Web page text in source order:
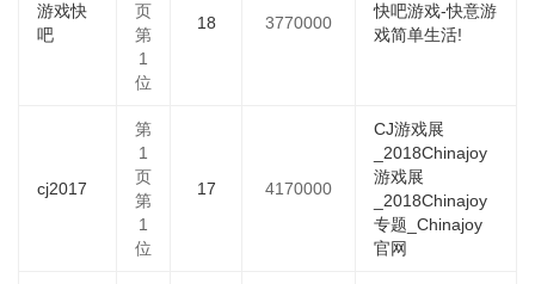
游戏快
吧
页
第
1
位
18 3770000
快吧游戏-快意游
戏简单生活!
cj2017
第
1
页
第
1
位
17 4170000
CJ游戏展
_2018Chinajoy
游戏展
_2018Chinajoy
专题_Chinajoy
官网